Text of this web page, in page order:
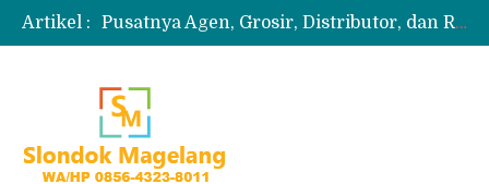
Artikel :
Pusatnya Agen, Grosir, Distributor, dan Reseller Puyur Koin
Produksi Slondok
Jual Puyur Koin Mentah 1 Ball 5 kg